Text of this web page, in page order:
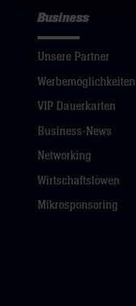
Business
Unsere Partner
Werbemöglichkeiten
VIP Dauerkarten
Business-News
Networking
Wirtschaftslöwen
Mikrosponsoring